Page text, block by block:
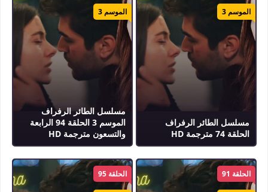
مسلسل الطائر الرفراف
الحلقة 74 مترجمة HD
الموسم 3
مسلسل الطائر الرفراف
الموسم 3 الحلقة 94 الرابعة
والتسعون مترجمة HD
الموسم 3
الحلقة 91 الحلقة 95